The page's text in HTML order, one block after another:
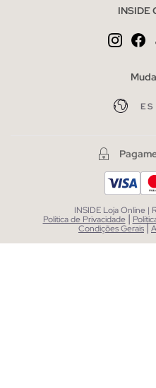
INSIDE
ES
INSIDE Loja Online |
Política de Privacidade |
Condições Gerais|